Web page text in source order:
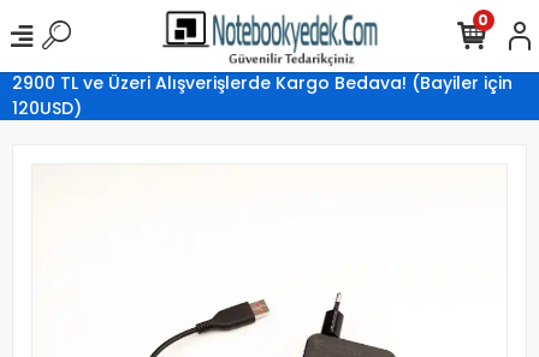
2900 TL ve Üzeri Alışverişlerde Kargo Bedava! (Bayiler için
120USD)
0